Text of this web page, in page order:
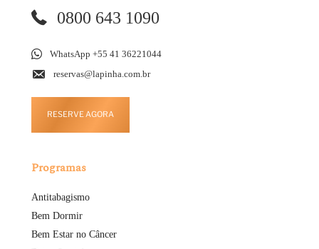
0800 643 1090
WhatsApp +55 41 36221044
reservas@lapinha.com.br
RESERVE AGORA
Programas
Antitabagismo
Bem Dormir
Bem Estar no Câncer